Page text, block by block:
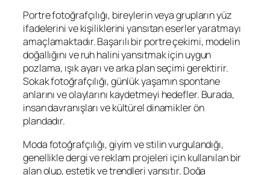
Portre fotoğrafçılığı, bireylerin veya grupların yüz
ifadelerini ve kişiliklerini yansıtan eserler yaratmayı
amaçlamaktadır. Başarılı bir portre çekimi, modelin
doğallığını ve ruh halini yansıtmak için uygun
pozlama, ışık ayarı ve arka plan seçimi gerektirir.
Sokak fotoğrafçılığı, günlük yaşamın spontane
anlarını ve olaylarını kaydetmeyi hedefler. Burada,
insan davranışları ve kültürel dinamikler ön
plandadır.
Moda fotoğrafçılığı, giyim ve stilin vurgulandığı,
genellikle dergi ve reklam projeleri için kullanılan bir
alan olup, estetik ve trendleri yansıtır. Doğa